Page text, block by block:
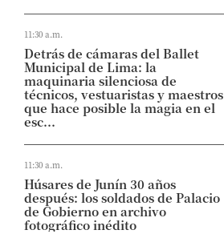
11:30 a.m.
Detrás de cámaras del Ballet
Municipal de Lima: la
maquinaria silenciosa de
técnicos, vestuaristas y maestros
que hace posible la magia en el
esc...
11:30 a.m.
Húsares de Junín 30 años
después: los soldados de Palacio
de Gobierno en archivo
fotográfico inédito